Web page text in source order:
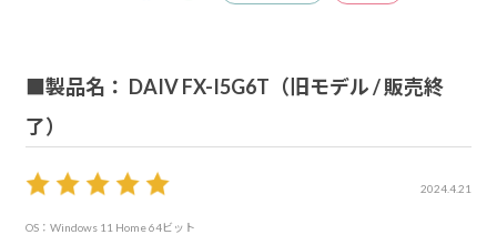
■製品名： DAIV FX-I5G6T（旧モデル / 販売終
了）
2024.4.21
OS：Windows 11 Home 64ビット